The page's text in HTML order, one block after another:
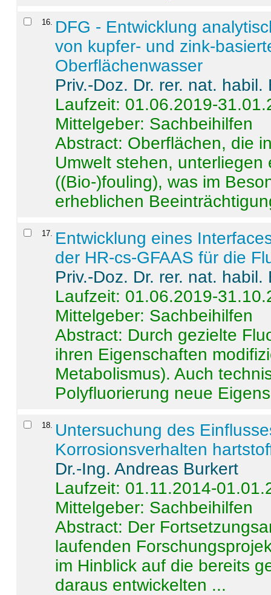
16
DFG - Entwicklung
von kupfer- und zink-
Oberflächenwasser
Priv.-Doz. Dr. rer. nat.
Laufzeit: 01.06.2019-
Mittelgeber: Sachbeihilfen
Abstract: Oberflächen, die
Umwelt stehen,
((Bio-)fouling), was im
erheblichen
17
Entwicklung eines
der HR-cs-GFAAS für die
Priv.-Doz. Dr. rer. nat.
Laufzeit: 01.06.2019-
Mittelgeber: Sachbeihilfen
Abstract: Durch gezielte
ihren Eigenschaften
Metabolismus). Auch
Polyfluorierung neue
18
Untersuchung des
Korrosionsverhalten
Dr.-Ing. Andreas Burkert
Laufzeit: 01.11.2014-
Mittelgeber: Sachbeihilfen
Abstract: Der
laufenden
im Hinblick auf die bereits
daraus entwickelten ...